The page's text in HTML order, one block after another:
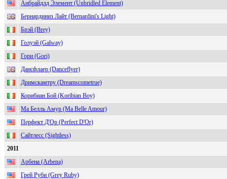
Анбрайдлд Элемент (Unbridled Element)
Бернардиниз Лайт (Bernardini's Light)
Брэй (Brey)
Голуэй (Galway)
Гори (Gori)
Дансфлаер (Danceflyer)
Дримскамтру (Dreamscometrue)
Корибиан Бой (Koribian Boy)
Ма Белль Амур (Ma Belle Amour)
Перфект Д'Ор (Perfect D'Or)
Сайтлесс (Sightless)
2011
Арбена (Arbena)
Грей Руби (Grey Ruby)